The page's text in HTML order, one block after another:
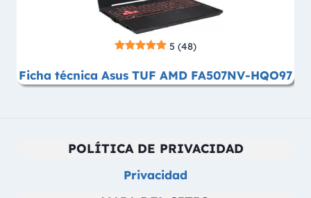
5 (48)
Ficha técnica Asus TUF AMD FA507NV-HQO97
POLÍTICA DE PRIVACIDAD
Privacidad